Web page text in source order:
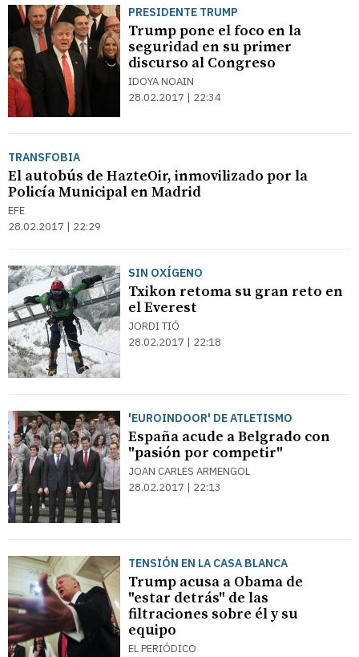
PRESIDENTE TRUMP
Trump pone el foco en la
seguridad en su primer
discurso al Congreso
IDOYA NOAIN
28.02.2017 | 22:34
TRANSFOBIA
El autobús de HazteOir, inmovilizado por la
Policía Municipal en Madrid
EFE
28.02.2017 | 22:29
SIN OXÍGENO
Txikon retoma su gran reto en
el Everest
JORDI TIÓ
28.02.2017 | 22:18
'EUROINDOOR' DE ATLETISMO
España acude a Belgrado con
"pasión por competir"
JOAN CARLES ARMENGOL
28.02.2017 | 22:13
TENSIÓN EN LA CASA BLANCA
Trump acusa a Obama de
"estar detrás" de las
filtraciones sobre él y su
equipo
EL PERIÓDICO